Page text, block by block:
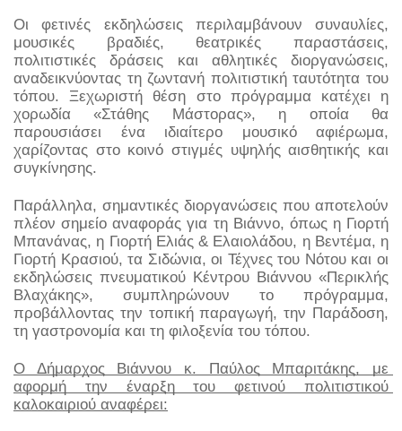
Οι φετινές εκδηλώσεις περιλαμβάνουν συναυλίες,
μουσικές βραδιές, θεατρικές παραστάσεις,
πολιτιστικές δράσεις και αθλητικές διοργανώσεις,
αναδεικνύοντας τη ζωντανή πολιτιστική ταυτότητα του
τόπου. Ξεχωριστή θέση στο πρόγραμμα κατέχει η
χορωδία «Στάθης Μάστορας», η οποία θα
παρουσιάσει ένα ιδιαίτερο μουσικό αφιέρωμα,
χαρίζοντας στο κοινό στιγμές υψηλής αισθητικής και
συγκίνησης.
Παράλληλα, σημαντικές διοργανώσεις που αποτελούν
πλέον σημείο αναφοράς για τη Βιάννο, όπως η Γιορτή
Μπανάνας, η Γιορτή Ελιάς & Ελαιολάδου, η Βεντέμα, η
Γιορτή Κρασιού, τα Σιδώνια, οι Τέχνες του Νότου και οι
εκδηλώσεις πνευματικού Κέντρου Βιάννου «Περικλής
Βλαχάκης», συμπληρώνουν το πρόγραμμα,
προβάλλοντας την τοπική παραγωγή, την Παράδοση,
τη γαστρονομία και τη φιλοξενία του τόπου.
Ο Δήμαρχος Βιάννου κ. Παύλος Μπαριτάκης, με
αφορμή την έναρξη του φετινού πολιτιστικού
καλοκαιριού αναφέρει: